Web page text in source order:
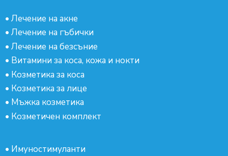
• Лечение на акне
• Лечение на гъбички
• Лечение на безсъние
• Витамини за коса, кожа и нокти
• Козметика за коса
• Козметика за лице
• Мъжка козметика
• Козметичен комплект
• Имуностимуланти